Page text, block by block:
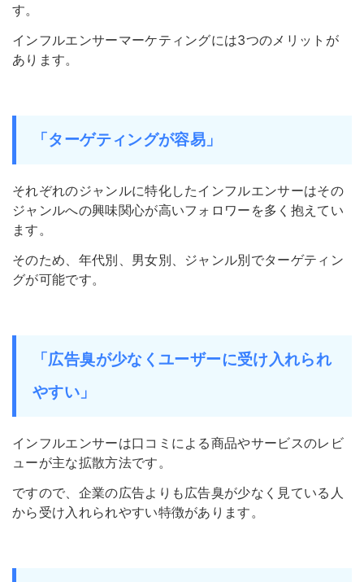
す。
インフルエンサーマーケティングには3つのメリットが
あります。
「ターゲティングが容易」
それぞれのジャンルに特化したインフルエンサーはその
ジャンルへの興味関心が高いフォロワーを多く抱えてい
ます。
そのため、年代別、男女別、ジャンル別でターゲティン
グが可能です。
「広告臭が少なくユーザーに受け入れられ
やすい」
インフルエンサーは口コミによる商品やサービスのレビ
ューが主な拡散方法です。
ですので、企業の広告よりも広告臭が少なく見ている人
から受け入れられやすい特徴があります。